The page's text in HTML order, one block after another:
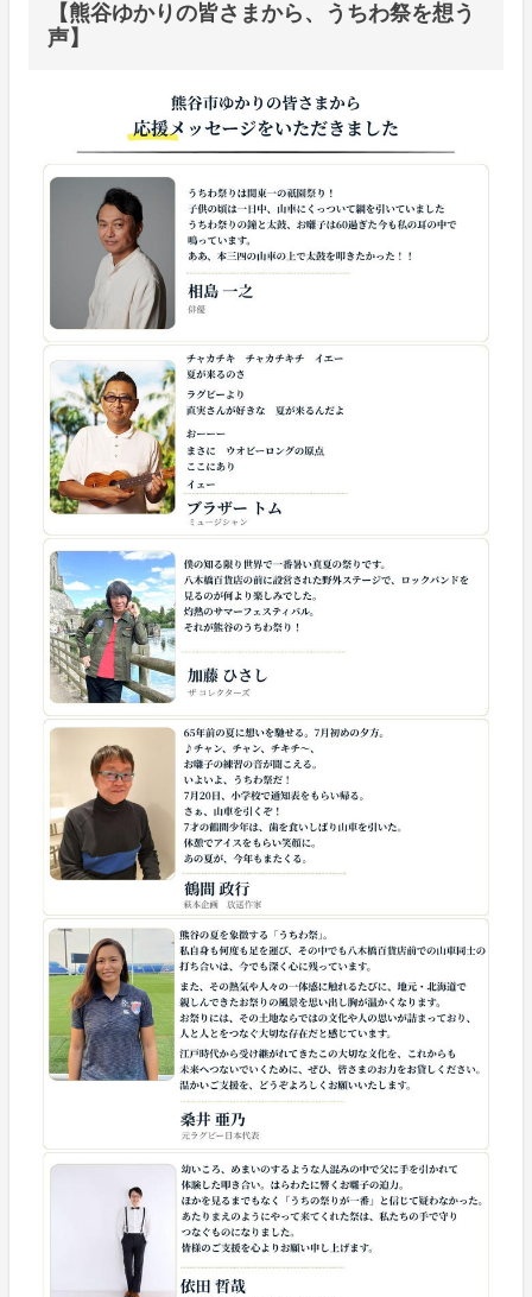
【熊谷ゆかりの皆さまから、うちわ祭を想う
声】